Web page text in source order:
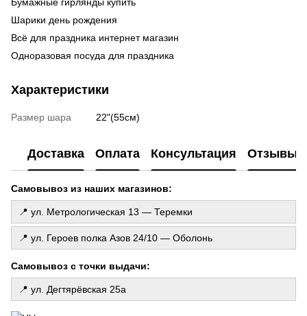
Шарики день рождения
Всё для праздника интернет магазин
Одноразовая посуда для праздника
Аромасвечи купить
Цифры купить
Фольгированные фигуры
Хлопушка
Наборы воздушных шариков
Свеча в торт
Латексные шарики
Коробка сюрприз с шариками
Купить свечи киев
Колпак на день рождения
Характеристики
Размер шара 22"(55см)
Доставка Оплата Консультация Отзывы
Самовывоз из наших магазинов:
📍 ул. Метрологическая 13 — Теремки
📍 ул. Героев полка Азов 24/10 — Оболонь
Самовывоз с точки выдачи:
📍 ул. Дегтярёвская 25а